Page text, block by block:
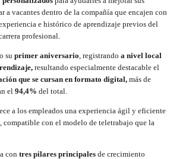
a vacantes dentro de la compañía que encajen con
e histórico de aprendizaje previos del
profesional.
su primer aniversario, registrando a nivel local
resultando especialmente destacable el
que se cursan en formato digital, más de
el 94,4% del total.
a los empleados una experiencia ágil y eficiente
compatible con el modelo de teletrabajo que la
con tres pilares principales de crecimiento